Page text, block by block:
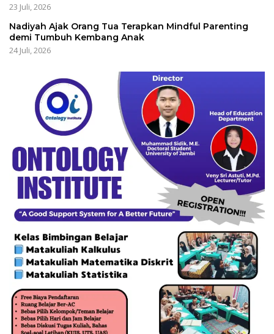
23 Juli, 2026
Nadiyah Ajak Orang Tua Terapkan Mindful Parenting
demi Tumbuh Kembang Anak
24 Juli, 2026